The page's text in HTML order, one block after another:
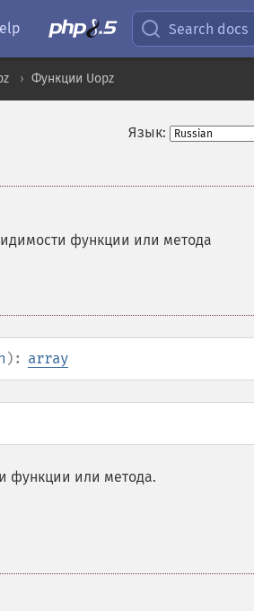
Search docs
Функции Uopz
Язык:
функции или метода
): array
функции или метода.